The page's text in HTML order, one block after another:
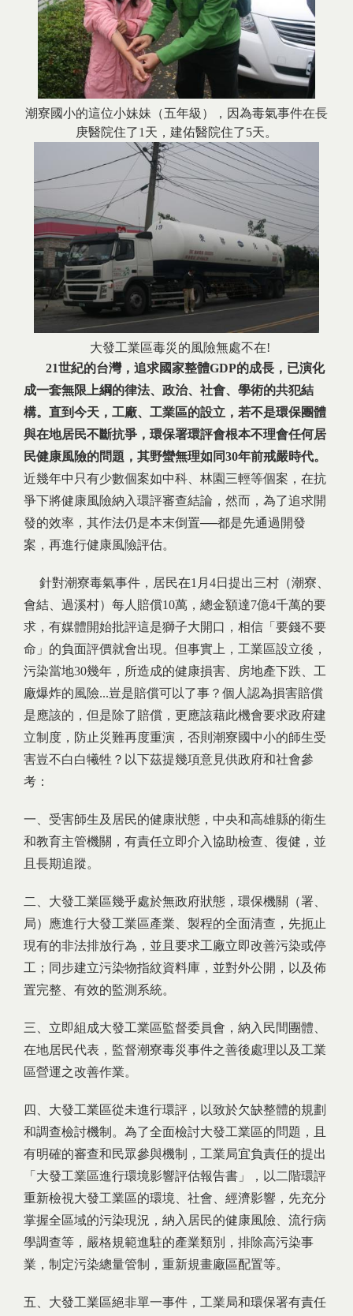
潮寮國小的這位小妹妹（五年級），因為毒氣事件在長
庚醫院住了1天，建佑醫院住了5天。
大發工業區毒災的風險無處不在!
21世紀的台灣，追求國家整體GDP的成長，已演化
成一套無限上綱的律法、政治、社會、學術的共犯結
構。直到今天，工廠、工業區的設立，若不是環保團體
與在地居民不斷抗爭，環保署環評會根本不理會任何居
民健康風險的問題，其野蠻無理如同30年前戒嚴時代。
近幾年中只有少數個案如中科、林園三輕等個案，在抗
爭下將健康風險納入環評審查結論，然而，為了追求開
發的效率，其作法仍是本末倒置──都是先通過開發
案，再進行健康風險評估。
針對潮寮毒氣事件，居民在1月4日提出三村（潮寮、
會結、過溪村）每人賠償10萬，總金額達7億4千萬的要
求，有媒體開始批評這是獅子大開口，相信「要錢不要
命」的負面評價就會出現。但事實上，工業區設立後，
污染當地30幾年，所造成的健康損害、房地產下跌、工
廠爆炸的風險...豈是賠償可以了事？個人認為損害賠償
是應該的，但是除了賠償，更應該藉此機會要求政府建
立制度，防止災難再度重演，否則潮寮國中小的師生受
害豈不白白犧牲？以下茲提幾項意見供政府和社會參
考：
一、受害師生及居民的健康狀態，中央和高雄縣的衛生
和教育主管機關，有責任立即介入協助檢查、復健，並
且長期追蹤。
二、大發工業區幾乎處於無政府狀態，環保機關（署、
局）應進行大發工業區產業、製程的全面清查，先扼止
現有的非法排放行為，並且要求工廠立即改善污染或停
工；同步建立污染物指紋資料庫，並對外公開，以及佈
置完整、有效的監測系統。
三、立即組成大發工業區監督委員會，納入民間團體、
在地居民代表，監督潮寮毒災事件之善後處理以及工業
區營運之改善作業。
四、大發工業區從未進行環評，以致於欠缺整體的規劃
和調查檢討機制。為了全面檢討大發工業區的問題，且
有明確的審查和民眾參與機制，工業局宜負責任的提出
「大發工業區進行環境影響評估報告書」，以二階環評
重新檢視大發工業區的環境、社會、經濟影響，先充分
掌握全區域的污染現況，納入居民的健康風險、流行病
學調查等，嚴格規範進駐的產業類別，排除高污染事
業，制定污染總量管制，重新規畫廠區配置等。
五、大發工業區絕非單一事件，工業局和環保署有責任